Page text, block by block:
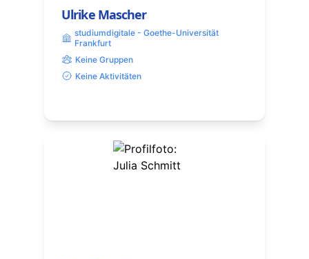
Ulrike Mascher
studiumdigitale - Goethe-Universität
Frankfurt
Keine Gruppen
Keine Aktivitäten